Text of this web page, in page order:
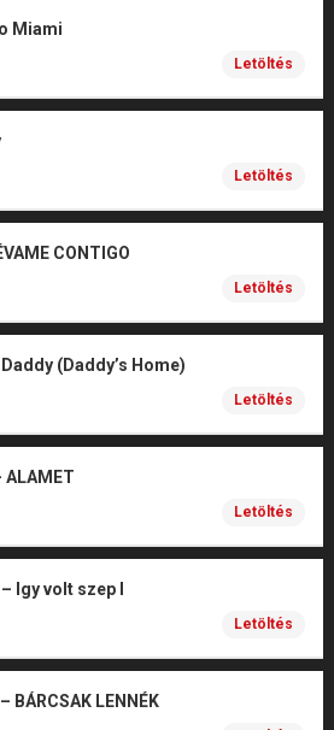
Miami
Letöltés
Letöltés
CONTIGO
Letöltés
(Daddy’s Home)
Letöltés
ALAMET
Letöltés
Igy volt szep I
Letöltés
BÁRCSAK LENNÉK